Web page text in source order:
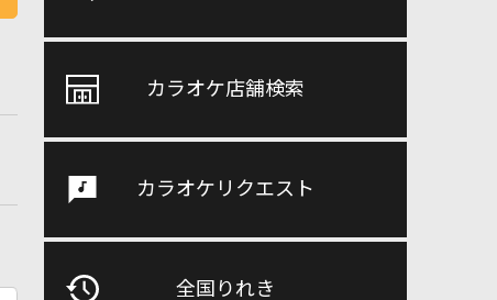
カラオケ店舗検索
カラオケリクエスト
全国りれき